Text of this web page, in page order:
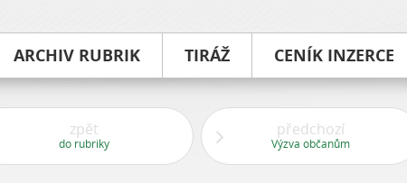
ARCHIV RUBRIK TIRÁŽ CENÍK INZERCE
zpět
do rubriky
předchozí
Výzva občanům